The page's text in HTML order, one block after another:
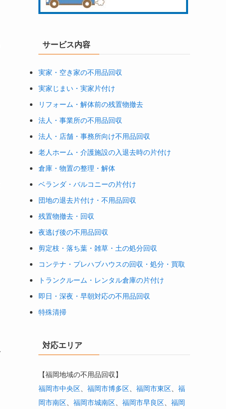
サービス内容
実家・空き家の不用品回収
実家じまい・実家片付け
リフォーム・解体前の残置物撤去
法人・事業所の不用品回収
法人・店舗・事務所向け不用品回収
老人ホーム・介護施設の入退去時の片付け
倉庫・物置の整理・解体
ベランダ・バルコニーの片付け
団地の退去片付け・不用品回収
残置物撤去・回収
夜逃げ後の不用品回収
剪定枝・落ち葉・雑草・土の処分回収
コンテナ・プレハブハウスの回収・処分・買取
トランクルーム・レンタル倉庫の片付け
即日・深夜・早朝対応の不用品回収
特殊清掃
対応エリア
【福岡地域の不用品回収】
福岡市中央区、 福岡市博多区、 福岡市東区、 福
岡市南区、 福岡市城南区、 福岡市早良区、 福岡